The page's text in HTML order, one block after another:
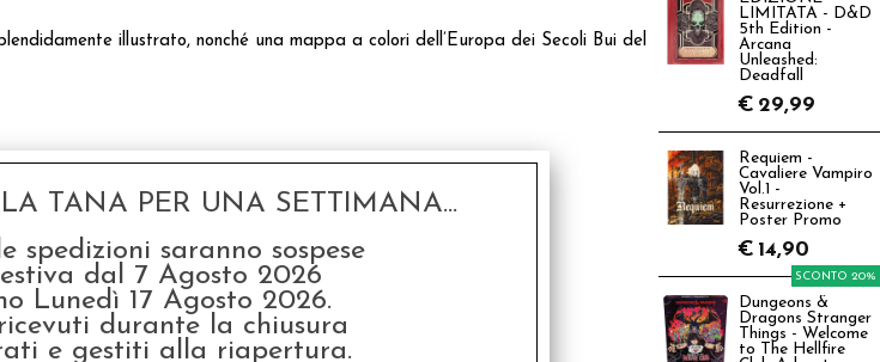
illustrato, nonché una mappa a colori dell’Europa dei Secoli Bui del
LIMITATA - D&D
5th Edition -
Arcana
Unleashed:
Deadfall
€ 29,99
Requiem -
Cavaliere Vampiro
Vol.1 -
Resurrezione +
Poster Promo
€ 14,90
Dungeons &
Dragons Stranger
Things - Welcome
to The Hellfire
SCONTO 20%
TANA PER UNA SETTIMANA...
spedizioni saranno sospese
dal 7 Agosto 2026
Lunedì 17 Agosto 2026.
durante la chiusura
e gestiti alla riapertura.